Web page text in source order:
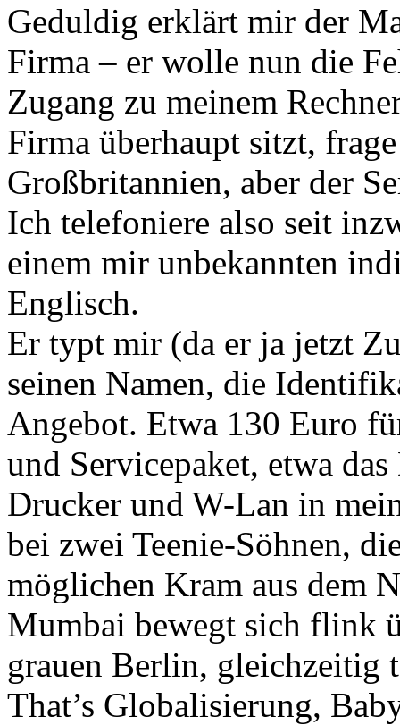
Geduldig erklärt mir der
Firma – er wolle nun die
Zugang zu meinem
Firma überhaupt sitzt,
Großbritannien, aber der
Ich telefoniere also seit
einem mir unbekannten
Englisch.
Er typt mir (da er ja jetzt
seinen Namen, die
Angebot. Etwa 130 Euro
und Servicepaket, etwa
Drucker und W-Lan in
bei zwei Teenie-Söhnen,
möglichen Kram aus dem
Mumbai bewegt sich flink
grauen Berlin, gleichzeitig
That’s Globalisierung,